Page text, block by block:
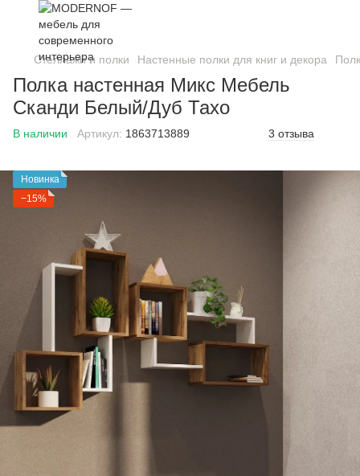
Стеллажи и полки Настенные полки для книг и декора
Полка настенная Микс Мебель
Сканди Белый/Дуб Тахо
В наличии Артикул: 1863713889 3 отзыва
Новинка
−15%